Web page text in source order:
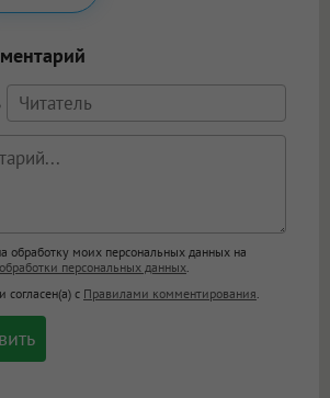
<u>, <i>, <em>, <s>, <big>,
<sub>, <pre>, <ul>, <ol>, <li>,
экранирует HTML,
становятся
img] будет
обработку моих персональных данных на
персональных данных.
согласен(а) с Правилами комментирования.